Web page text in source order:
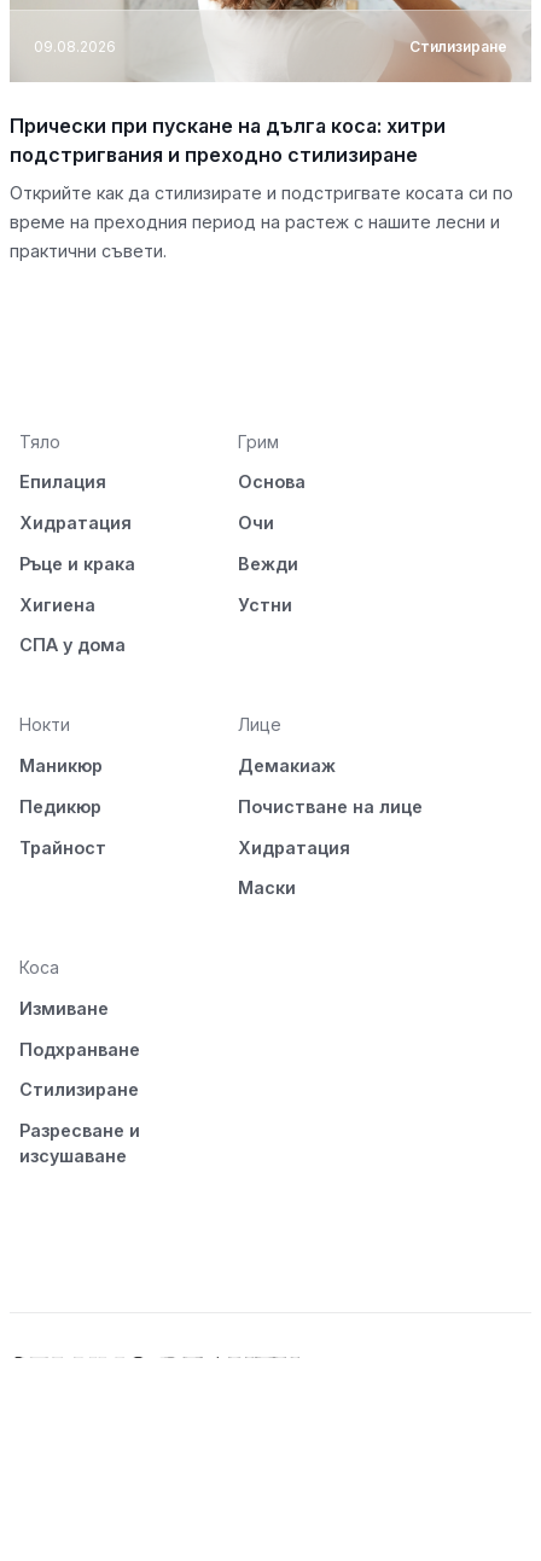
09.08.2026 Стилизиране
Прически при пускане на дълга коса: хитри
подстригвания и преходно стилизиране
Открийте как да стилизирате и подстригвате косата си по
време на преходния период на растеж с нашите лесни и
практични съвети.
Тяло
Епилация
Хидратация
Ръце и крака
Хигиена
СПА у дома
Грим
Основа
Очи
Вежди
Устни
Нокти
Маникюр
Педикюр
Трайност
Лице
Демакиаж
Почистване на лице
Хидратация
Маски
Коса
Измиване
Подхранване
Стилизиране
Разресване и
изсушаване